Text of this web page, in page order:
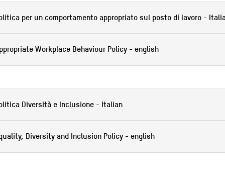
per un comportamento appropriato sul posto di lavoro -
Workplace Behaviour Policy - english
Diversità e Inclusione - Italian
Diversity and Inclusion Policy - english